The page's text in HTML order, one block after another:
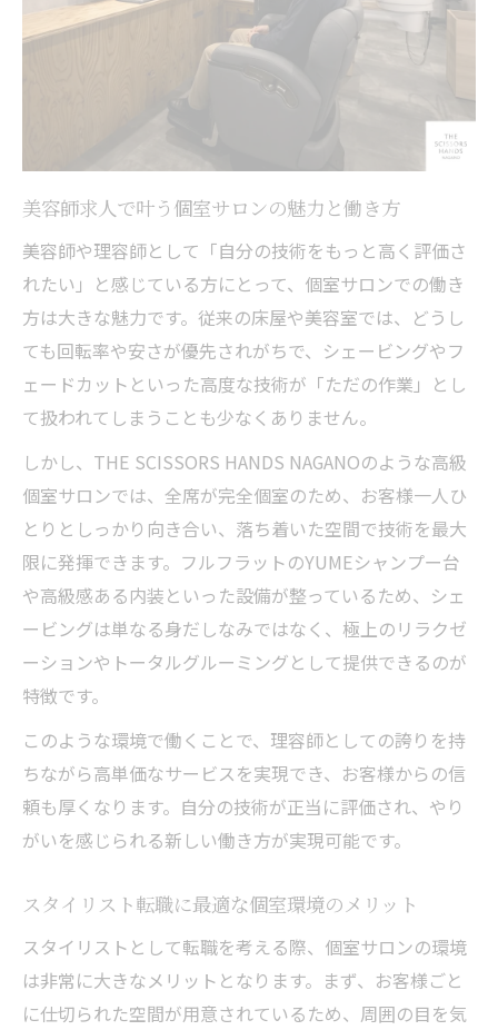
方法
求人で選ぶ極上リラクゼーションサロンの
美容室の洗練された空間×理容師の国家資格。
両方の強みを掛け合わせた最強の環境
スタイリスト転職で得られる洗練空間の魅
美容師求人で叶う理容師資格の活かし方
理容師募集に応募すべきサロン環境の特徴
転職先選びで重要な美容師と理容師の強み
融合
求人情報から見るハイブリッドサロンの実
力
フルフラットシャンプー完備。お客様を深い眠
りに誘う極上のスパメニューも
美容師求人で注目のフルフラット設備の魅
力
スタイリスト転職に最適なスパメニューの
充実度
ン技術
転職で実現するお客様満足度の高いスパ施
術
求人で選びたいフルフラットシャンプーの
安売りはもうしない。あなたの高い技術に見合
う「高単価」と「正当な評価」をお約束
美容師求人で叶える高単価サロン転職のコ
ツ
美容師求人で叶う個室サロンの魅力と働き方
美容師や理容師として「自分の技術をもっと高く評価さ
れたい」と感じている方にとって、個室サロンでの働き
方は大きな魅力です。従来の床屋や美容室では、どうし
ても回転率や安さが優先されがちで、シェービングやフ
ェードカットといった高度な技術が「ただの作業」とし
て扱われてしまうことも少なくありません。
しかし、THE SCISSORS HANDS NAGANOのような高級
個室サロンでは、全席が完全個室のため、お客様一人ひ
とりとしっかり向き合い、落ち着いた空間で技術を最大
限に発揮できます。フルフラットのYUMEシャンプー台
や高級感ある内装といった設備が整っているため、シェ
ービングは単なる身だしなみではなく、極上のリラクゼ
ーションやトータルグルーミングとして提供できるのが
特徴です。
このような環境で働くことで、理容師としての誇りを持
ちながら高単価なサービスを実現でき、お客様からの信
頼も厚くなります。自分の技術が正当に評価され、やり
がいを感じられる新しい働き方が実現可能です。
スタイリスト転職に最適な個室環境のメリット
スタイリストとして転職を考える際、個室サロンの環境
は非常に大きなメリットとなります。まず、お客様ごと
に仕切られた空間が用意されているため、周囲の目を気